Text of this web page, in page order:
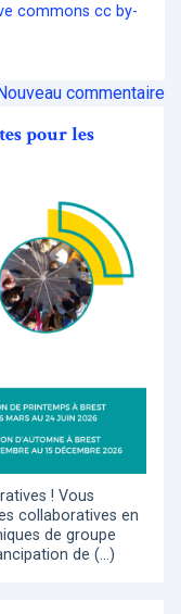
commons cc by-
Nouveau commentaire
pour les
! Vous
collaboratives en
de groupe
de (…)